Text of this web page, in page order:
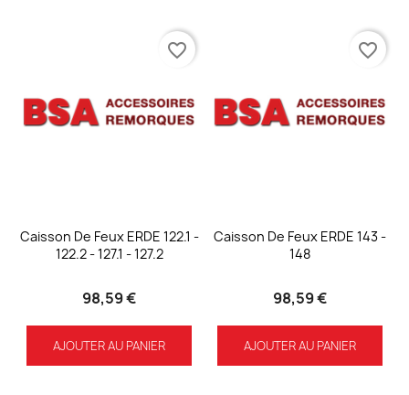
Caisson De Feux ERDE 122.1 -
122.2 - 127.1 - 127.2
98,59 €
AJOUTER AU PANIER
favorite_border
Caisson De Feux ERDE 143 -
148
98,59 €
AJOUTER AU PANIER
favorite_border